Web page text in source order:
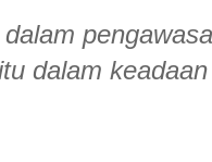
dalam